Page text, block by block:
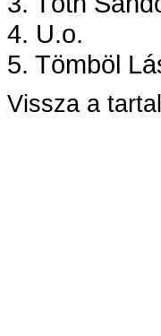
4. U.o.
5. Tömböl
Vissza a